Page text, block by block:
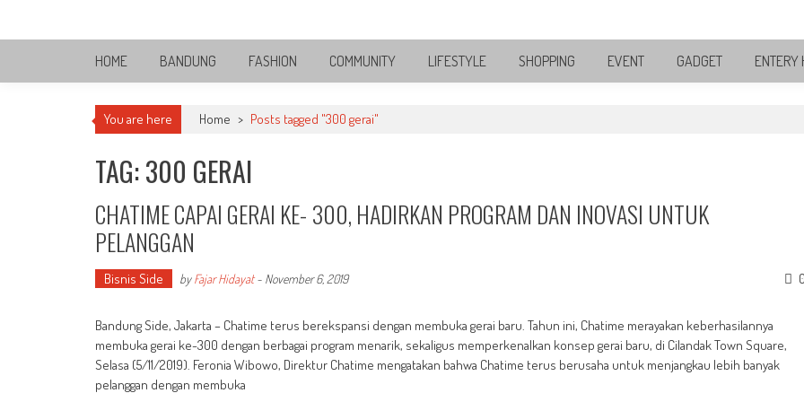
Bandung Side
Sisi Cantik Bandung
HOME BANDUNG FASHION COMMUNITY LIFESTYLE SHOPPING EVENT GADGET ENTERY
You are here Home > Posts tagged "300 gerai"
TAG: 300 GERAI
CHATIME CAPAI GERAI KE- 300, HADIRKAN PROGRAM DAN INOVASI UNTUK
PELANGGAN
Bisnis Side byFajar Hidayat- November 6, 2019 0
Bandung Side, Jakarta – Chatime terus berekspansi dengan membuka gerai baru. Tahun ini, Chatime merayakan keberhasilannya
membuka gerai ke-300 dengan berbagai program menarik, sekaligus memperkenalkan konsep gerai baru, di Cilandak Town Square,
Selasa (5/11/2019). Feronia Wibowo, Direktur Chatime mengatakan bahwa Chatime terus berusaha untuk menjangkau lebih banyak
pelanggan dengan membuka